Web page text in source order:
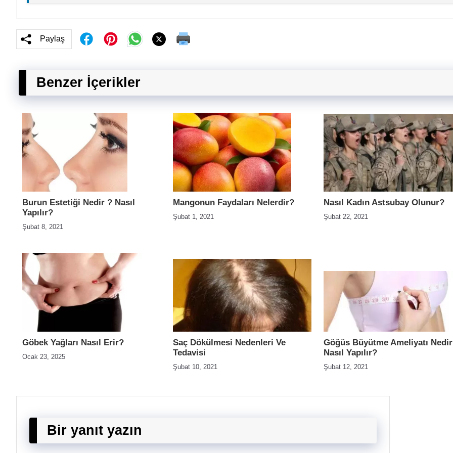
Paylaş
Benzer İçerikler
Burun Estetiği Nedir ? Nasıl
Yapılır?
Şubat 8, 2021
Mangonun Faydaları Nelerdir?
Şubat 1, 2021
Nasıl Kadın Astsubay Olunur?
Şubat 22, 2021
Göbek Yağları Nasıl Erir?
Ocak 23, 2025
Saç Dökülmesi Nedenleri Ve
Tedavisi
Şubat 10, 2021
Göğüs Büyütme Ameliyatı
Nasıl Yapılır?
Şubat 12, 2021
Bir yanıt yazın